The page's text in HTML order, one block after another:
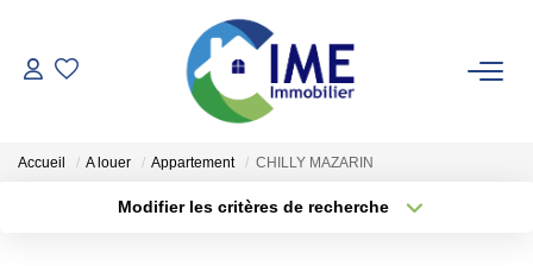
ACHETER
Accueil A louer Appartement CHILLY MAZARIN
Modifier les critères de recherche